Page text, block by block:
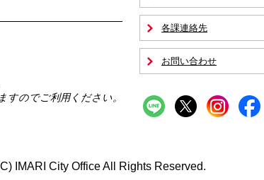
すのでご利用ください。
各課連絡先
お問い合わせ
IMARI City Office All Rights Reserved.